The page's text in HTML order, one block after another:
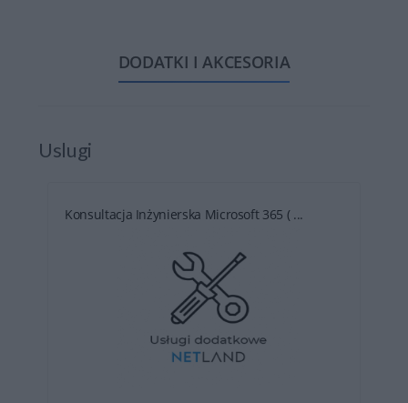
DODATKI I AKCESORIA
Uslugi
Konsultacja Inżynierska Microsoft 365 ( ...